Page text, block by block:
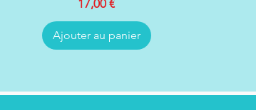
Prix
17,00 €
Ajouter au panier